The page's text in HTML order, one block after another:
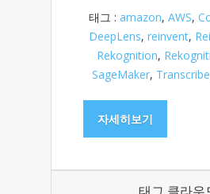
태그 : amazon, AWS,
DeepLens, reinvent,
Rekognition,
SageMaker, Transcribe
자세히보기